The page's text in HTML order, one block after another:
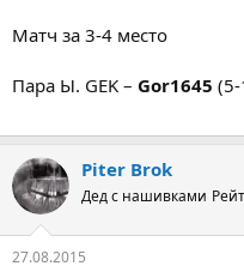
Матч за 3-4 место
Пара Ы. GEK – Gor1645
Piter Brok
Дед с нашивками
27.08.2015